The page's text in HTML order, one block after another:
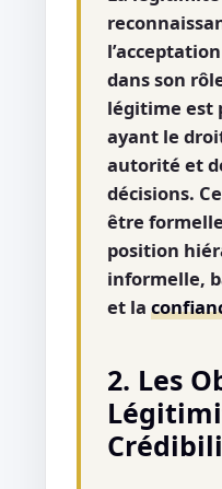
dans son
légitime est
ayant le
autorité et
décisions.
être
position
informelle,
et la
2. Les